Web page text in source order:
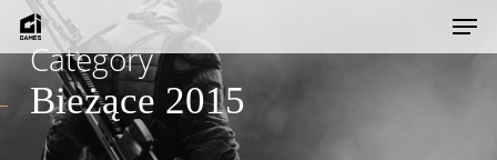
Skip
main
content
Category
Bieżące 2015